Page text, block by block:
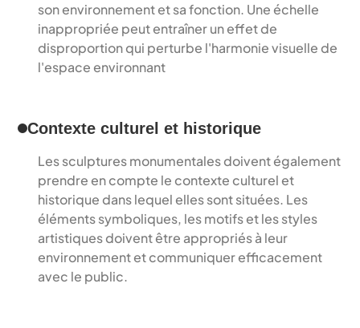
son environnement et sa fonction. Une échelle
inappropriée peut entraîner un effet de
disproportion qui perturbe l'harmonie visuelle de
l'espace environnant
Contexte culturel et historique
Les sculptures monumentales doivent également
prendre en compte le contexte culturel et
historique dans lequel elles sont situées. Les
éléments symboliques, les motifs et les styles
artistiques doivent être appropriés à leur
environnement et communiquer efficacement
avec le public.